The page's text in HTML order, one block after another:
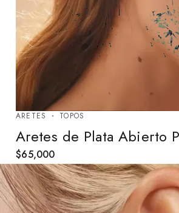
ARETES TOPOS
Aretes de Plata Abierto
$65,000